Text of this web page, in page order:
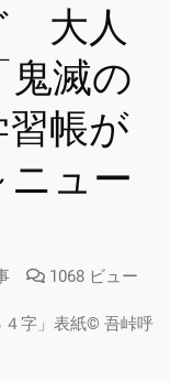
大人
滅の
帳が
ュー
1068 ビュー
４字」表紙© 吾峠呼